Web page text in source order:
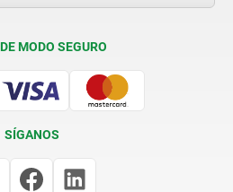
MODO SEGURO
SÍGANOS